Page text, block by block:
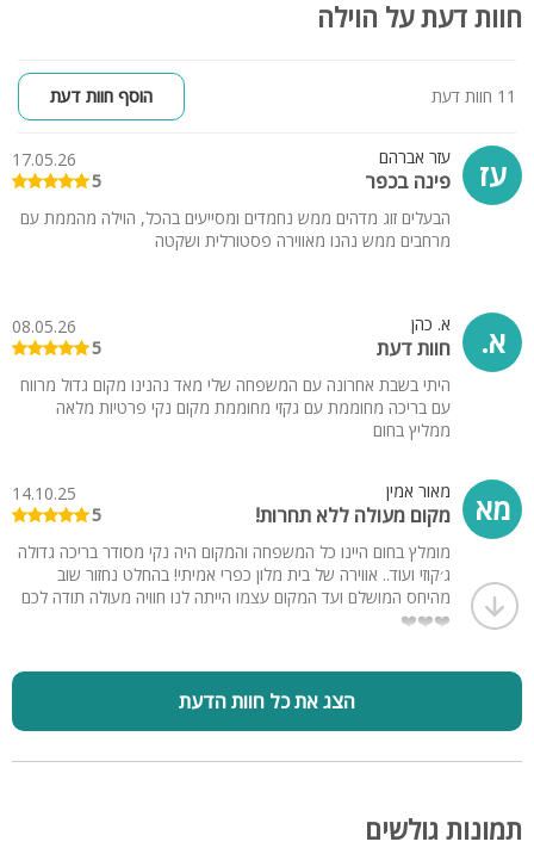
חוות דעת על הוילה
11 חוות דעת הוסף חוות דעת
עז עזר אברהם
פינה בכפר
17.05.26
5
הבעלים זוג מדהים ממש נחמדים ומסייעים בהכל, הוילה מהממת עם
מרחבים ממש נהנו מאווירה פסטורלית ושקטה
א. א. כהן
חוות דעת
08.05.26
5
היתי בשבת אחרונה עם המשפחה שלי מאד נהנינו מקום גדול מרווח
עם בריכה מחוממת עם גקזי מחוממת מקום נקי פרטיות מלאה
ממליץ בחום
מא מאור אמין
מקום מעולה ללא תחרות!
14.10.25
5
מומלץ בחום היינו כל המשפחה והמקום היה נקי מסודר בריכה גדולה
ג׳קוזי ועוד.. אווירה של בית מלון כפרי אמיתי! בהחלט נחזור שוב
מהיחס המושלם ועד המקום עצמו הייתה לנו חוויה מעולה תודה לכם
❤️❤️❤️
הצג את כל חוות הדעת
תמונות גולשים